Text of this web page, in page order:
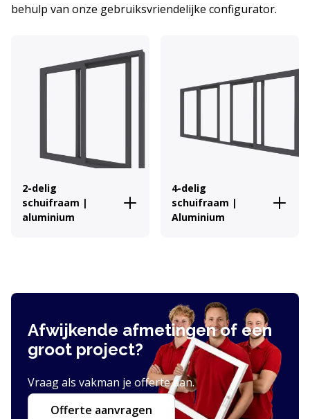
behulp van onze gebruiksvriendelijke configurator.
2-delig
schuifraam |
aluminium
4-delig
schuifraam |
Aluminium
Afwijkende afmetingen of een
groot project?
Vraag als vakman je offerte aan.
Offerte aanvragen